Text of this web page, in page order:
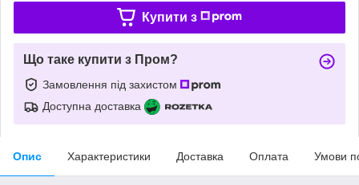
Купити з
Що таке купити з Пром?
Замовлення під захистом
Доступна доставка
Опис Характеристики Доставка Оплата Умови